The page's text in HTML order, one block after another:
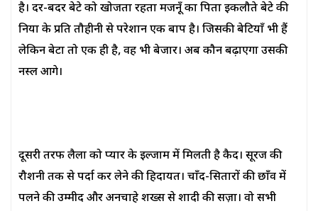
है। दर-बदर बेटे को खोजता रहता मजनूँ का पिता इकलौते बेटे की
दुनिया के प्रति तौहीनी से परेशान एक बाप है। जिसकी बेटियाँ भी हैं
लेकिन बेटा तो एक ही है, वह भी बेजार। अब कौन बढ़ाएगा उसकी
नस्ल आगे।
दूसरी तरफ लैला को प्यार के इल्जाम में मिलती है कैद। सूरज की
रौशनी तक से पर्दा कर लेने की हिदायत। चाँद-सितारों की छाँव में
पलने की उम्मीद और अनचाहे शख्स से शादी की सज़ा। वो सभी